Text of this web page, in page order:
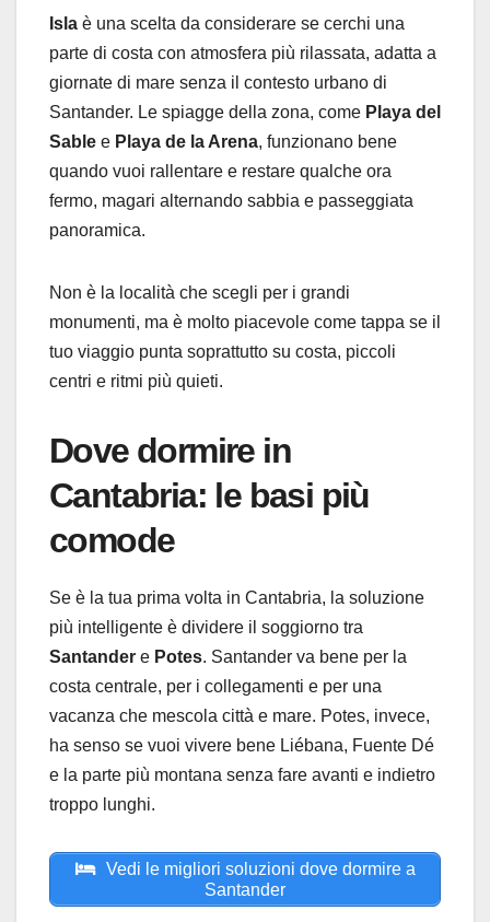
Isla è una scelta da considerare se cerchi una
parte di costa con atmosfera più rilassata, adatta a
giornate di mare senza il contesto urbano di
Santander. Le spiagge della zona, come Playa del
Sable e Playa de la Arena, funzionano bene
quando vuoi rallentare e restare qualche ora
fermo, magari alternando sabbia e passeggiata
panoramica.
Non è la località che scegli per i grandi
monumenti, ma è molto piacevole come tappa se il
tuo viaggio punta soprattutto su costa, piccoli
centri e ritmi più quieti.
Dove dormire in
Cantabria: le basi più
comode
Se è la tua prima volta in Cantabria, la soluzione
più intelligente è dividere il soggiorno tra
Santander e Potes. Santander va bene per la
costa centrale, per i collegamenti e per una
vacanza che mescola città e mare. Potes, invece,
ha senso se vuoi vivere bene Liébana, Fuente Dé
e la parte più montana senza fare avanti e indietro
troppo lunghi.
Vedi le migliori soluzioni dove dormire a
Santander